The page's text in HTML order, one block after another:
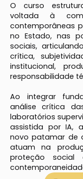
O curso
voltada à
contemporâneas
no Estado, nas
sociais,
crítica,
institucional,
responsabilidade
Ao integrar
análise crítica
laboratórios
assistida por IA,
novo patamar de
atuam na
proteção